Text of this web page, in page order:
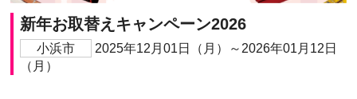
新年お取替えキャンペーン2026
小浜市
2025年12月01日（月）～2026年01月12日
（月）